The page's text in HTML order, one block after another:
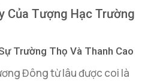
Của Tượng Hạc Trường
Trường Thọ Và Thanh Cao
Đông từ lâu được coi là